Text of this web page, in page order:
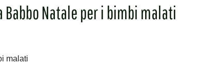
Babbo Natale per i bimbi malati
malati